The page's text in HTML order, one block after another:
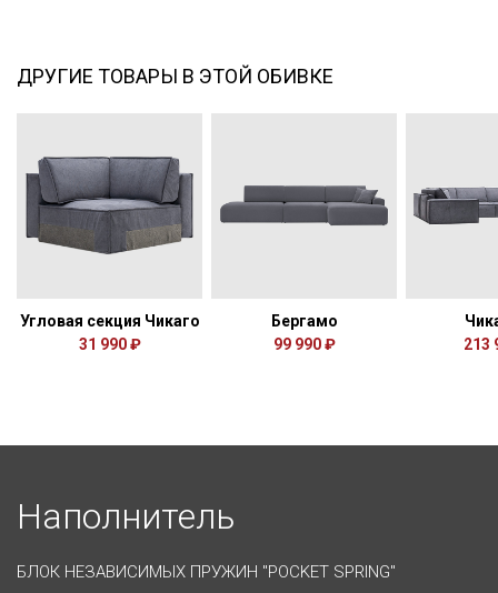
ДРУГИЕ ТОВАРЫ В ЭТОЙ ОБИВКЕ
Угловая секция Чикаго
31 990 ₽
Бергамо
99 990 ₽
213
Наполнитель
БЛОК НЕЗАВИСИМЫХ ПРУЖИН "POCKET SPRING"